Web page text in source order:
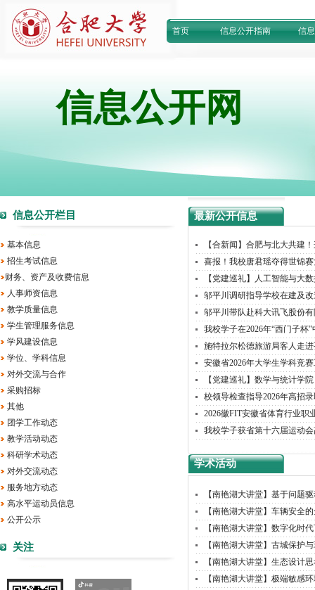
首页 信息公开指南 信
信息公开网
信息公开栏目
基本信息
招生考试信息
财务、资产及收费信息
人事师资信息
教学质量信息
学生管理服务信息
学风建设信息
学位、学科信息
对外交流与合作
采购招标
其他
团学工作动态
教学活动动态
科研学术动态
对外交流动态
服务地方动态
高水平运动员信息
公开公示
关注
最新公开信息
【合新闻】合肥与北大共建
喜报！我校唐君瑶夺得世锦
【党建巡礼】人工智能与大
邬平川调研指导学校在建及
邬平川带队赴科大讯飞股份
我校学子在2026年“西门子杯
施特拉尔松德旅游局客人走
安徽省2026年大学生学科竞
【党建巡礼】数学与统计学
校领导检查指导2026年高招
2026徽FIT安徽省体育行业职
我校学子获省第十六届运动
学术活动
【南艳湖大讲堂】基于问题
【南艳湖大讲堂】车辆安全
【南艳湖大讲堂】数字化时
【南艳湖大讲堂】古城保护
【南艳湖大讲堂】生态设计
【南艳湖大讲堂】极端敏感